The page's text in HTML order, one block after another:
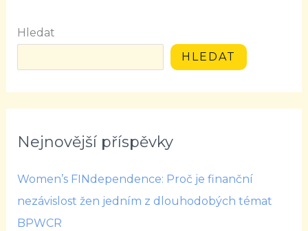
Hledat
HLEDAT
Nejnovější příspěvky
Women’s FINdependence: Proč je finanční
nezávislost žen jedním z dlouhodobých témat
BPWCR